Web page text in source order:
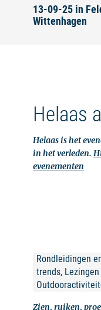
13-09-25 in
Wittenhagen
Helaas
Helaas is het
in het verleden.
evenementen
Rondleidingen
trends,
Zien, ruiken,